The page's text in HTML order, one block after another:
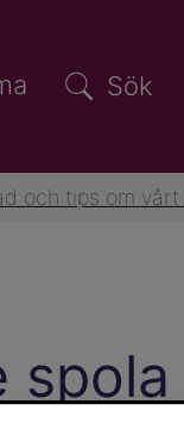
Sök
och tips om
spola